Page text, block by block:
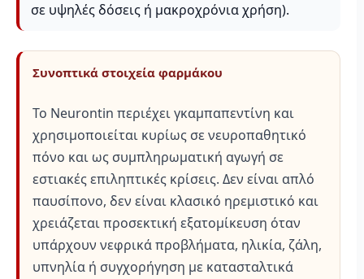
σε υψηλές δόσεις ή μακροχρόνια χρήση).
Συνοπτικά στοιχεία φαρμάκου
Το Neurontin περιέχει γκαμπαπεντίνη και
χρησιμοποιείται κυρίως σε νευροπαθητικό
πόνο και ως συμπληρωματική αγωγή σε
εστιακές επιληπτικές κρίσεις. Δεν είναι απλό
παυσίπονο, δεν είναι κλασικό ηρεμιστικό και
χρειάζεται προσεκτική εξατομίκευση όταν
υπάρχουν νεφρικά προβλήματα, ηλικία, ζάλη,
υπνηλία ή συγχορήγηση με κατασταλτικά